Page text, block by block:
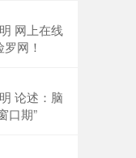
网上在线
网！
论述：脑
口期”